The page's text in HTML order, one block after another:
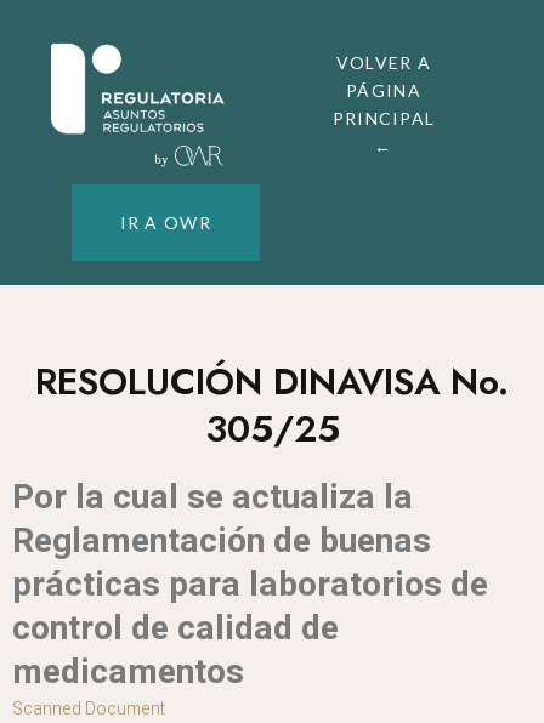
VOLVER A
PÁGINA
PRINCIPAL
←
IR A OWR
RESOLUCIÓN DINAVISA No.
305/25
Por la cual se actualiza la
Reglamentación de buenas
prácticas para laboratorios de
control de calidad de
medicamentos
Scanned Document